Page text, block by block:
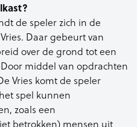
de speler zich in de
Daar gebeurt van
over de grond tot een
middel van opdrachten
Vries komt de speler
spel kunnen
zoals een
betrokken) mensen uit